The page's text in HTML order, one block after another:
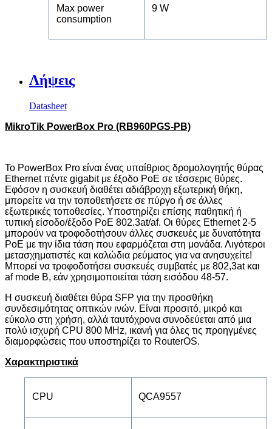
Max power
consumption
9 W
Λήψεις
Datasheet
MikroTik PowerBox Pro (RB960PGS-PB)
Το PowerBox Pro είναι ένας υπαίθριος δρομολογητής θύρας
Ethernetπέντε gigabitμε έξοδο PoE σε τέσσερις θύρες.
Εφόσον η συσκευή διαθέτει αδιάβροχη εξωτερική θήκη,
μπορείτε να την τοποθετήσετε σε πύργο ή σε άλλες
εξωτερικές τοποθεσίες. Υποστηρίζει επίσης παθητική ή
τυπική είσοδο/έξοδο PoE 802.3at/af. Οι θύρες Ethernet2-5
μπορούν να τροφοδοτήσουν άλλες συσκευές με δυνατότητα
PoE με την ίδια τάση που εφαρμόζεται στη μονάδα. Λιγότεροι
μετασχηματιστές και καλώδια ρεύματος για να ανησυχείτε!
Μπορεί να τροφοδοτήσει συσκευές συμβατές με 802,3atκαι
af mode B, εάν χρησιμοποιείται τάση εισόδου 48-57.
Η συσκευή διαθέτει θύρα SFP για την προσθήκη
συνδεσιμότητας οπτικών ινών. Είναι προσιτό, μικρό και
εύκολο στη χρήση, αλλά ταυτόχρονα συνοδεύεται από μια
πολύ ισχυρή CPU 800 MHz, ικανή για όλες τις προηγμένες
διαμορφώσεις που υποστηρίζει το RouterOS.
Χαρακτηριστικά
CPU QCA9557